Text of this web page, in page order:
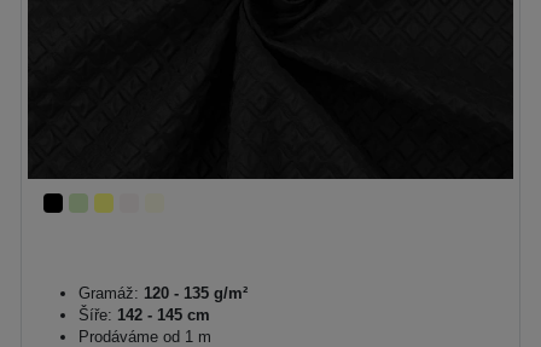
Gramáž: 120 - 135 g/m²
Šíře: 142 - 145 cm
Prodáváme od 1 m